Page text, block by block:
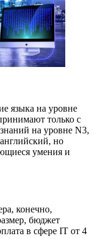
языка на уровне
только с
на уровне N3,
но
умения и
конечно,
бюджет
в сфере IT от 4